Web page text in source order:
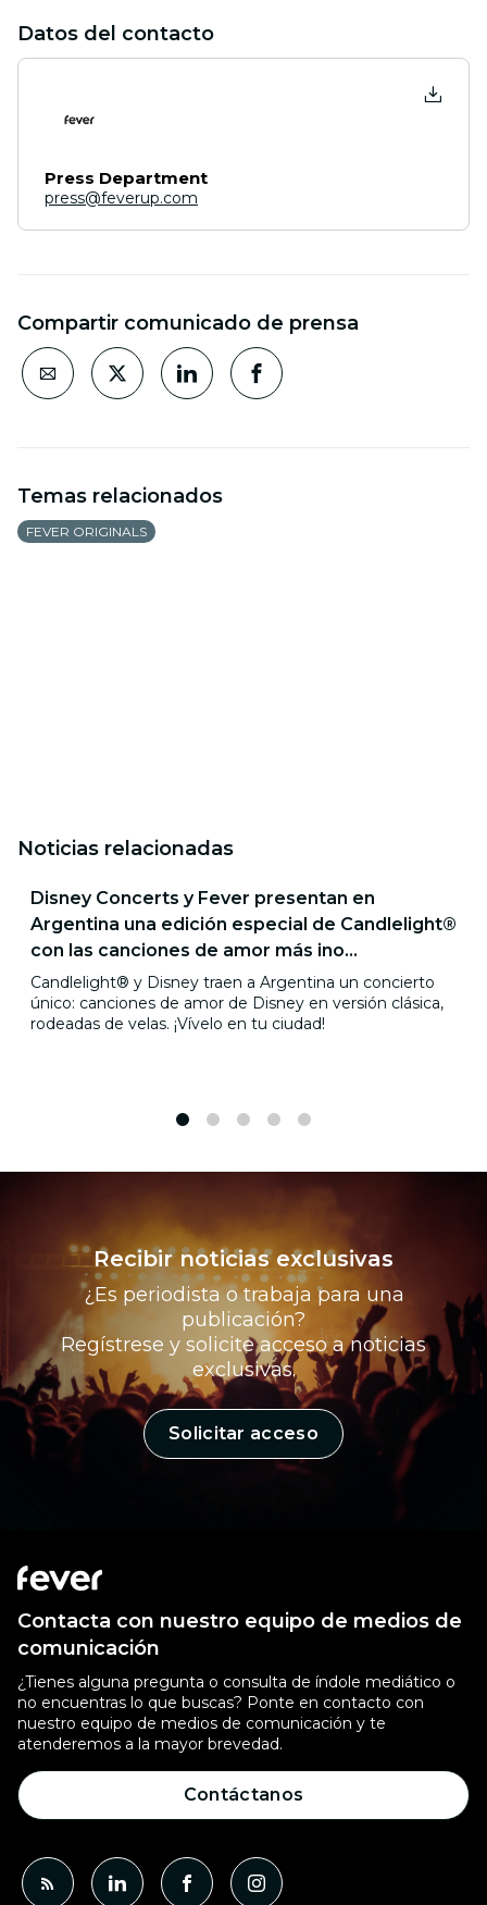
Datos del contacto
Press Department
press@feverup.com
Compartir comunicado de prensa
Temas relacionados
FEVER ORIGINALS
Noticias relacionadas
Disney Concerts y Fever presentan en
Argentina una edición especial de Candlelight®
con las canciones de amor más ino...
Candlelight® y Disney traen a Argentina un concierto
único: canciones de amor de Disney en versión clásica,
rodeadas de velas. ¡Vívelo en tu ciudad!
Recibir noticias exclusivas
¿Es periodista o trabaja para una
publicación?
Regístrese y solicite acceso a noticias
exclusivas.
Solicitar acceso
Contacta con nuestro equipo de medios de
comunicación
¿Tienes alguna pregunta o consulta de índole mediático o
no encuentras lo que buscas? Ponte en contacto con
nuestro equipo de medios de comunicación y te
atenderemos a la mayor brevedad.
Contáctanos